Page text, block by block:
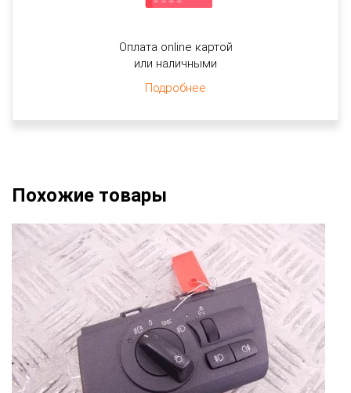
Оплата online картой
или наличными
Подробнее
Похожие товары